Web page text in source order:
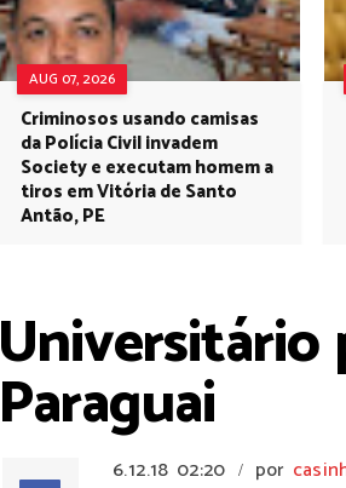
AUG 07, 2026
Criminosos usando camisas
da Polícia Civil invadem
Society e executam homem a
tiros em Vitória de Santo
Antão, PE
Universitário
Paraguai
6.12.18 02:20 / por